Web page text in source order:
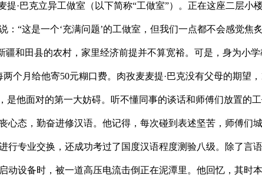
·巴克立异工做室（以下简称“工做室”）。正在这座二层
“这是一个‘充满问题’的工做室，但我们一点都不会感觉
疆和田县的农村，家里经济前提并不算宽裕。可是，身为小
个月给他寄50元糊口费。肉孜麦麦提·巴克没有父母的期望
是他面对的第一大妨碍。听不懂同事的谈话和师傅们放置的
态，勤奋进修汉语。他记得，每次碰到表述坚苦，师傅们
行专业交换，还成功考过了国度汉语程度测验八级。除了言
动设备时，被一道高压电流击倒正在泥潭里。他回忆，其